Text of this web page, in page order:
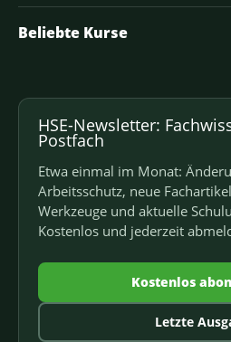
Beliebte Kurse
HSE-Newsletter:
Postfach
Etwa einmal im Monat:
Arbeitsschutz, neue
Werkzeuge und aktuelle
Kostenlos und jederzeit
Kostenlos
Letzte